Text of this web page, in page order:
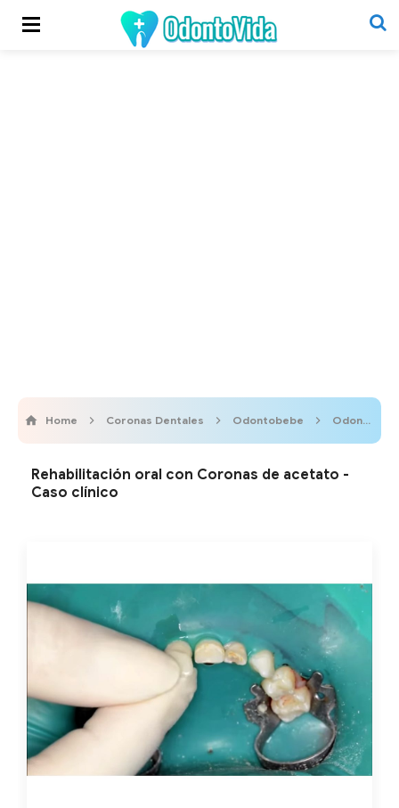
Home Coronas Dentales Odontobebe Odontopediatría
Rehabilitación oral con Coronas de acetato -
Caso clínico